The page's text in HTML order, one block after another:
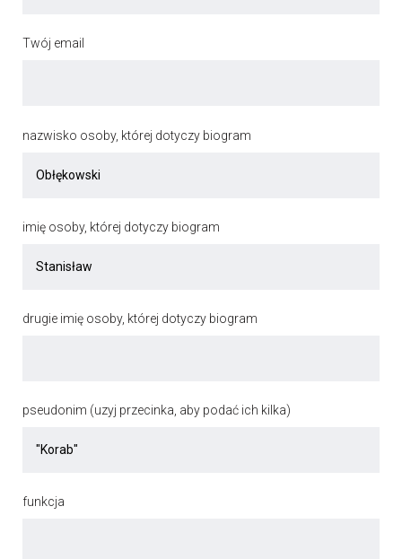
Twój email
nazwisko osoby, której dotyczy biogram
imię osoby, której dotyczy biogram
drugie imię osoby, której dotyczy biogram
pseudonim (uzyj przecinka, aby podać ich kilka)
funkcja